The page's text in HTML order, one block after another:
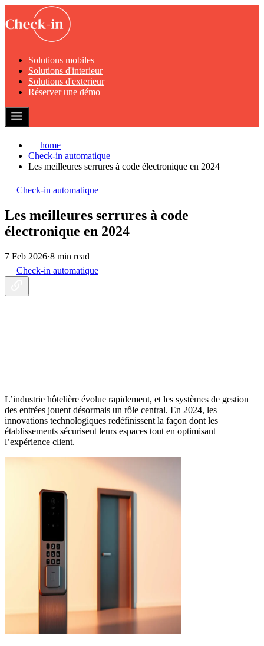
Solutions mobiles
Solutions d'interieur
Solutions d'exterieur
Réserver une démo
home
Check-in automatique
Les meilleures serrures à code électronique en 2024
Check-in automatique
Les meilleures serrures à code
électronique en 2024
7 Feb 2026·8 min read
Check-in automatique
L’industrie hôtelière évolue rapidement, et les systèmes de gestion
des entrées jouent désormais un rôle central. En 2024, les
innovations technologiques redéfinissent la façon dont les
établissements sécurisent leurs espaces tout en optimisant
l’expérience client.